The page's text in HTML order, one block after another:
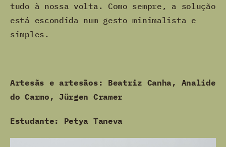
tudo à nossa volta. Como sempre, a solução
está escondida num gesto minimalista e
simples.
Artesãs e artesãos: Beatriz Canha, Analide
do Carmo, Jürgen Cramer
Estudante: Petya Taneva